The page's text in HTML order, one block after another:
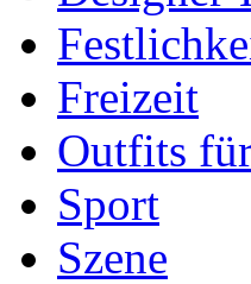
Freizeit
Outfits
Sport
Szene